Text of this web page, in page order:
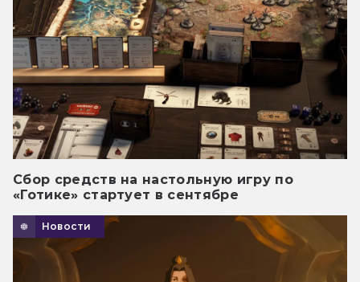
Сбор средств на настольную игру по
«Готике» стартует в сентябре
Новости